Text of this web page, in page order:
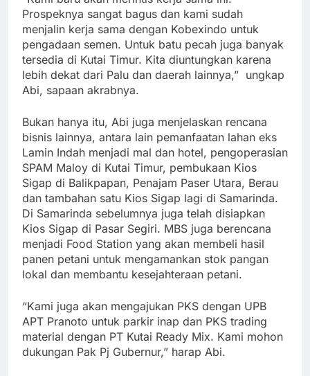
Prospeknya sangat bagus dan kami sudah
menjalin kerja sama dengan Kobexindo untuk
pengadaan semen. Untuk batu pecah juga banyak
tersedia di Kutai Timur. Kita diuntungkan karena
lebih dekat dari Palu dan daerah lainnya,” ungkap
Abi, sapaan akrabnya.
Bukan hanya itu, Abi juga menjelaskan rencana
bisnis lainnya, antara lain pemanfaatan lahan eks
Lamin Indah menjadi mal dan hotel, pengoperasian
SPAM Maloy di Kutai Timur, pembukaan Kios
Sigap di Balikpapan, Penajam Paser Utara, Berau
dan tambahan satu Kios Sigap lagi di Samarinda.
Di Samarinda sebelumnya juga telah disiapkan
Kios Sigap di Pasar Segiri. MBS juga berencana
menjadi Food Station yang akan membeli hasil
panen petani untuk mengamankan stok pangan
lokal dan membantu kesejahteraan petani.
“Kami juga akan mengajukan PKS dengan UPB
APT Pranoto untuk parkir inap dan PKS trading
material dengan PT Kutai Ready Mix. Kami mohon
dukungan Pak Pj Gubernur,” harap Abi.